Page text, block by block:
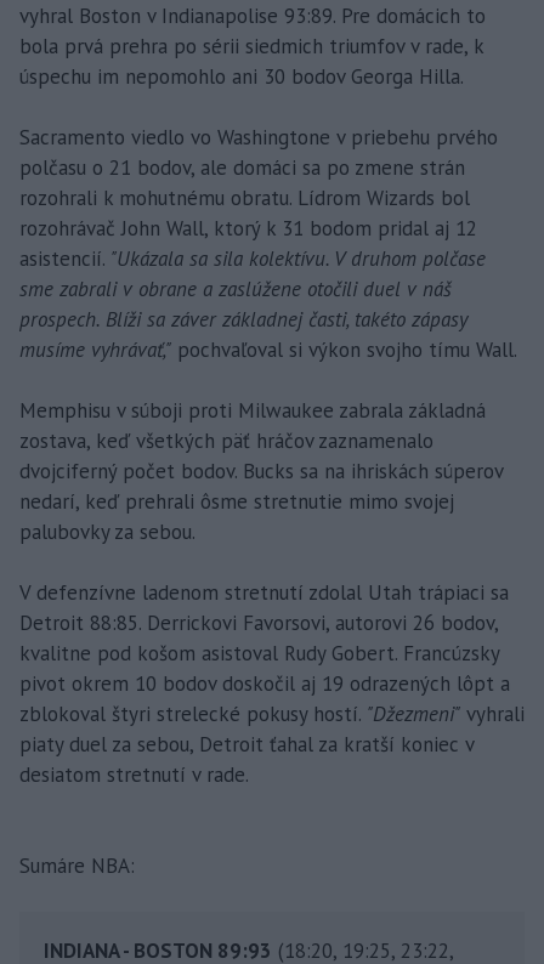
vyhral Boston v Indianapolise 93:89. Pre domácich to
bola prvá prehra po sérii siedmich triumfov v rade, k
úspechu im nepomohlo ani 30 bodov Georga Hilla.
Sacramento viedlo vo Washingtone v priebehu prvého
polčasu o 21 bodov, ale domáci sa po zmene strán
rozohrali k mohutnému obratu. Lídrom Wizards bol
rozohrávač John Wall, ktorý k 31 bodom pridal aj 12
asistencií. "Ukázala sa sila kolektívu. V druhom polčase
sme zabrali v obrane a zaslúžene otočili duel v náš
prospech. Blíži sa záver základnej časti, takéto zápasy
musíme vyhrávať," pochvaľoval si výkon svojho tímu Wall.
Memphisu v súboji proti Milwaukee zabrala základná
zostava, keď všetkých päť hráčov zaznamenalo
dvojciferný počet bodov. Bucks sa na ihriskách súperov
nedarí, keď prehrali ôsme stretnutie mimo svojej
palubovky za sebou.
V defenzívne ladenom stretnutí zdolal Utah trápiaci sa
Detroit 88:85. Derrickovi Favorsovi, autorovi 26 bodov,
kvalitne pod košom asistoval Rudy Gobert. Francúzsky
pivot okrem 10 bodov doskočil aj 19 odrazených lôpt a
zblokoval štyri strelecké pokusy hostí. "Džezmeni" vyhrali
piaty duel za sebou, Detroit ťahal za kratší koniec v
desiatom stretnutí v rade.
Sumáre NBA:
INDIANA - BOSTON 89:93 (18:20, 19:25, 23:22,